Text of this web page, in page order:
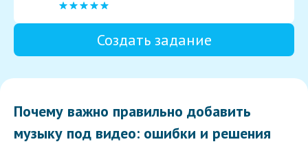
Создать задание
Почему важно правильно добавить
музыку под видео: ошибки и решения